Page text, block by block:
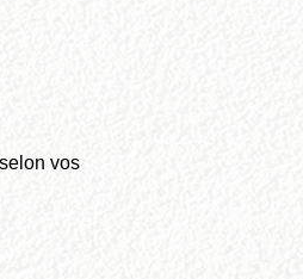
vos